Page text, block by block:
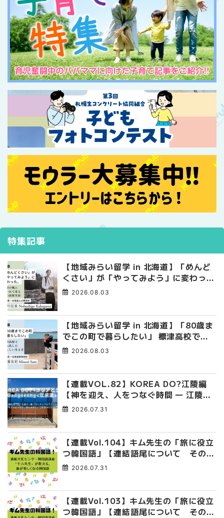
特集記事
【地域みらい留学 in 北海道】「めんど
くさい」が「やってみよう」に変わっ
た。 十勝の風に吹かれて走る、僕の泥
2026.08.03
【地域みらい留学 in 北海道】「80歳ま
でこの町で暮らしたい」 標津高校で踏
み出した、私らしい生き方
2026.08.03
【連載VOL.82】KOREA DO?江陵編
【神を迎え、人をつなぐ時間 ― 江陵端
午祭 】
2026.07.31
【連載Vol.104】キム先生の「旅に役立
つ韓国語」【連結語尾について その
4】2026.07.31
【連載Vol.103】キム先生の「旅に役立
つ韓国語」【連結語尾について その